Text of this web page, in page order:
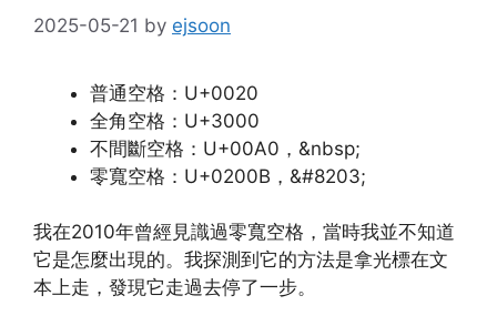
2025-05-21 by ejsoon
普通空格：U+0020
全角空格：U+3000
不間斷空格：U+00A0，&nbsp;
零寬空格：U+0200B，&#8203;
我在2010年曾經見識過零寬空格，當時我並不知道
它是怎麼出現的。我探測到它的方法是拿光標在文
本上走，發現它走過去停了一步。